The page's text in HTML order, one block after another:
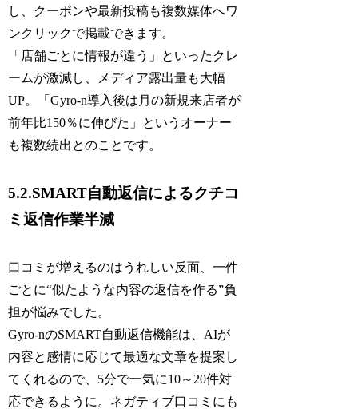
し、クーポンや最新投稿も複数媒体へワ
ンクリックで掲載できます。
「店舗ごとに情報が違う」といったクレ
ームが激減し、メディア露出量も大幅
UP。「Gyro-n導入後は月の新規来店者が
前年比150％に伸びた」というオーナー
も複数続出とのことです。
5.2.SMART自動返信によるクチコ
ミ返信作業半減
口コミが増えるのはうれしい反面、一件
ごとに“似たような内容の返信を作る”負
担が悩みでした。
Gyro-nのSMART自動返信機能は、AIが
内容と感情に応じて最適な文章を提案し
てくれるので、5分で一気に10～20件対
応できるように。ネガティブ口コミにも